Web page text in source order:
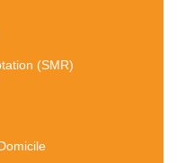
(SMR)